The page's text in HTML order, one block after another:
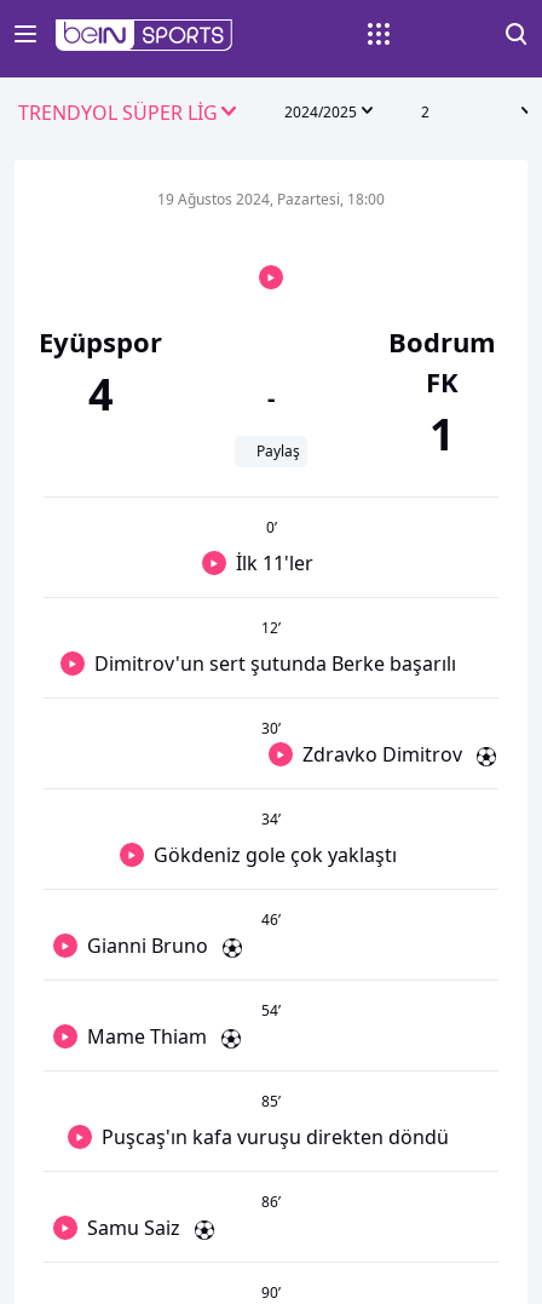
TRENDYOL SÜPER LİG 2024/2025 2
Eyüpspor
4
19 Ağustos 2024, Pazartesi, 18:00
-
Paylaş
Bodrum
FK
1
0’
İlk 11'ler
12’
Dimitrov'un sert şutunda Berke başarılı
30’
Zdravko Dimitrov
34’
Gökdeniz gole çok yaklaştı
46’
Gianni Bruno
54’
Mame Thiam
85’
Puşcaş'ın kafa vuruşu direkten döndü
86’
Samu Saiz
90’